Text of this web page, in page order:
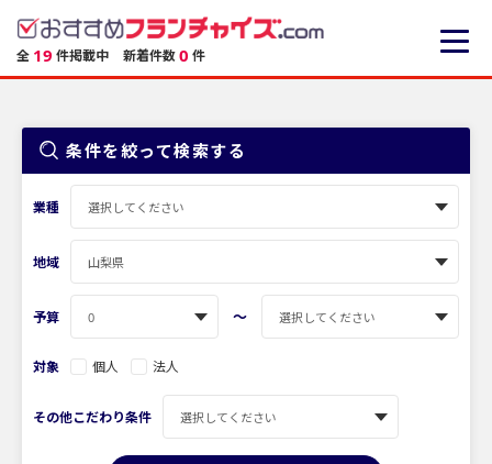
全 19 件掲載中 新着件数0 件
条件を絞って検索する
業種
地域
予算 〜
対象 個人 法人
その他こだわり条件